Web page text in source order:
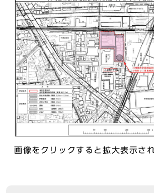
画像をクリックすると拡大表示さ